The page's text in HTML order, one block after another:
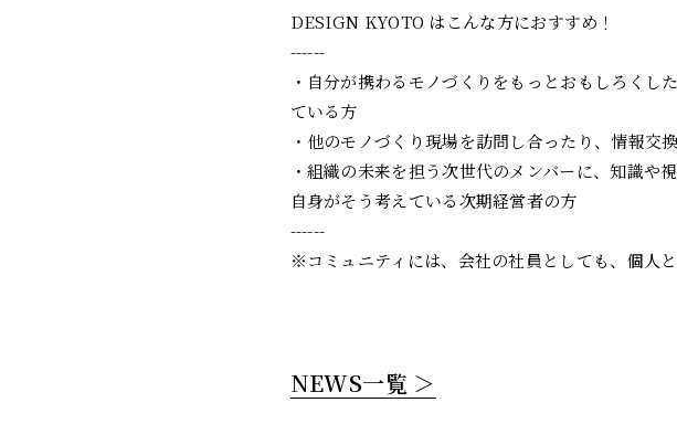
DESIGN KYOTO はこんな方におすすめ！
------
・自分が携わるモノづくりをもっとおもしろく
ている方
・他のモノづくり現場を訪問し合ったり、情報
・組織の未来を担う次世代のメンバーに、知識
自身がそう考えている次期経営者の方
------
※コミュニティには、会社の社員としても、個人
NEWS一覧 ＞